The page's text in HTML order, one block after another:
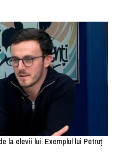
la elevii lui. Exemplul lui Petruț